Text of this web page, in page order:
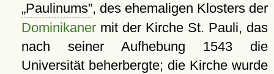
Paulinums , des ehemaligen Klosters der
Dominikanermit der Kirche St. Pauli, das
nach seiner Aufhebung 1543 die
Universität beherbergte; die Kirche wurde